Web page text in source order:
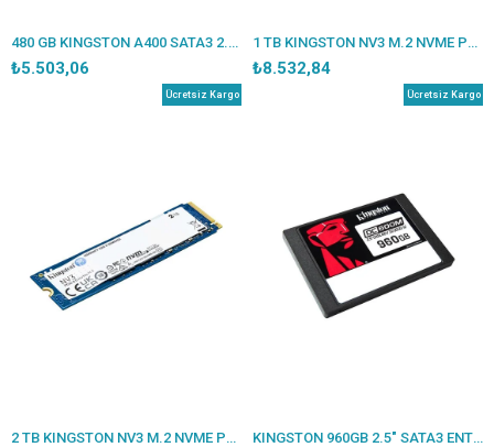
480 GB KINGSTON A400 SATA3 2.5 500/450MBS SSA400S37/480G
₺5.503,06
1 TB KINGSTON NV3 M.2 NVME PCIE GEN4 6000/4000MBS SNV3S/1000G
₺8.532,84
2 TB KINGSTON NV3 M.2 NVME PCIE GEN4 6000/5000MBS SNV3S/2000G
Ücretsiz Kargo
KINGSTON 960GB 2.5" SATA3 ENTERPRISE 560/530MBS SEDC600M/960G
Ücretsiz Kargo